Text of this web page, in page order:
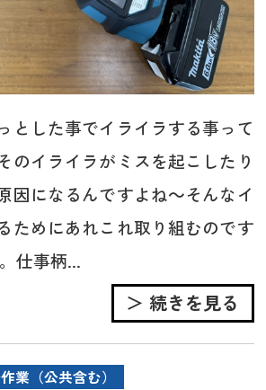
とした事でイライラする事って
のイライラがミスを起こしたり
因になるんですよね～そんなイ
ためにあれこれ取り組むのです
仕事柄...
＞ 続きを見る
業（公共含む）